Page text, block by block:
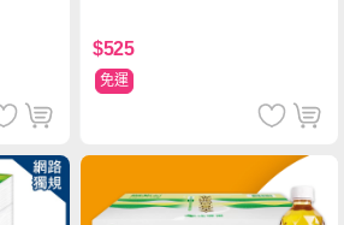
$525
免運